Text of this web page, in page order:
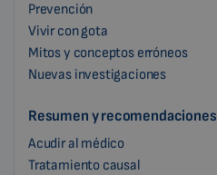
Prevención
Vivir con gota
Mitos y conceptos erróneos
Nuevas investigaciones
Resumen y recomendaciones
Acudir al médico
Tratamiento causal